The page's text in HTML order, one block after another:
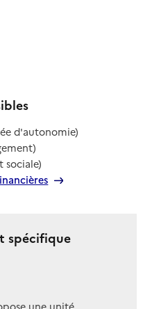
d'autonomie)
sociale)
spécifique